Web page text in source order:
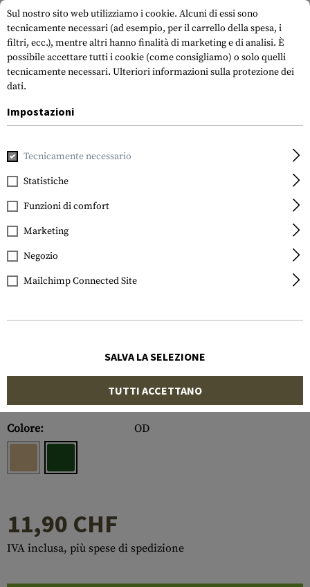
Invader Gear
Shemag
Numero di articolo:
10107922000
Colore:
OD
11,90 CHF
IVA inclusa, più spese di spedizione
Sul nostro sito web utilizziamo i cookie. Alcuni di essi sono
tecnicamente necessari (ad esempio, per il carrello della spesa, i
filtri, ecc.), mentre altri hanno finalità di marketing e di analisi. È
possibile accettare tutti i cookie (come consigliamo) o solo quelli
tecnicamente necessari. Ulteriori informazioni sulla protezione dei
dati.
Impostazioni
Tecnicamente necessario
Statistiche
Funzioni di comfort
Marketing
Negozio
Mailchimp Connected Site
SALVA LA SELEZIONE
TUTTI ACCETTANO